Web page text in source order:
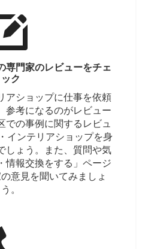
専門家のレビューをチェ
ック
アショップに仕事を依頼
参考になるのがレビュー
での事例に関するレビュ
インテリアショップを身
しょう。また、質問や気
情報交換をする」ページ
意見を聞いてみましょ
う。